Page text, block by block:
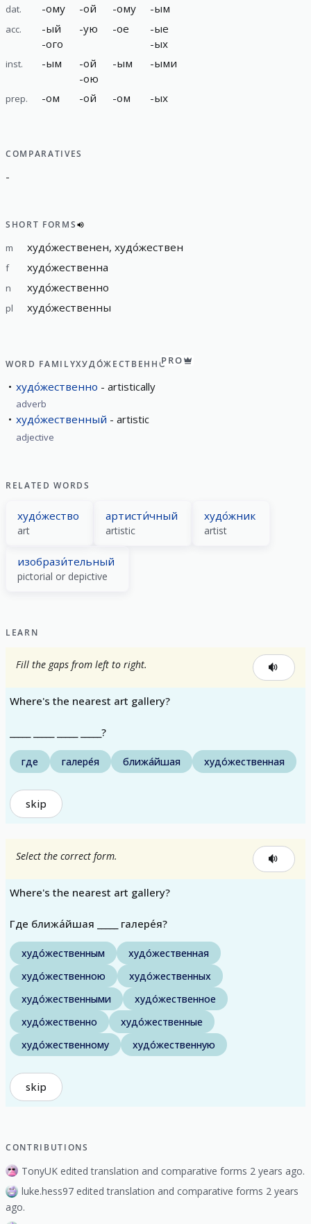
dat. -ому -ой -ому -ым
acc. -ый
-ого
-ую -ое -ые
-ых
inst. -ым -ой
-ою
-ым -ыми
prep. -ом -ой -ом -ых
COMPARATIVES
-
SHORT FORMS
m худо́жественен, худо́жествен
f худо́жественна
n худо́жественно
pl худо́жественны
WORD FAMILYХУДО́ЖЕСТВЕННОPRO
худо́жественно artistically
adverb
худо́жественный artistic
adjective
RELATED WORDS
худо́жество
art
артисти́чный
artistic
худо́жник
artist
изобрази́тельный
pictorial or depictive
LEARN
Fill the gaps from left to right.
Where's the nearest art gallery?
_____ _____ _____ _____?
где галере́я ближа́йшая худо́жественная
skip
Select the correct form.
Where's the nearest art gallery?
Где ближа́йшая _____ галере́я?
худо́жественным
худо́жественная
худо́жественною
худо́жественных
худо́жественными
худо́жественное
худо́жественно
худо́жественные
худо́жественному
худо́жественную
skip
CONTRIBUTIONS
TonyUK edited translation and comparative forms 2 years ago.
luke.hess97 edited translation and comparative forms 2 years
ago.